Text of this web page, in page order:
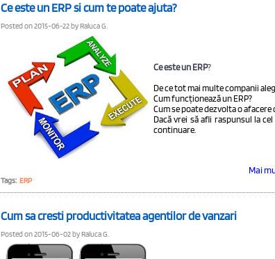
Ce este un ERP si cum te poate ajuta?
Posted on 2015-06-22 by Raluca G.
Ce este un ERP?
De ce tot mai multe companii
Cum funcționează un ERP?
Cum se poate dezvolta o afacere
Dacă vrei să afli raspunsul la
continuare.
Mai
Tags: ERP
Cum sa cresti productivitatea agentilor de vanzari
Posted on 2015-06-02 by Raluca G.